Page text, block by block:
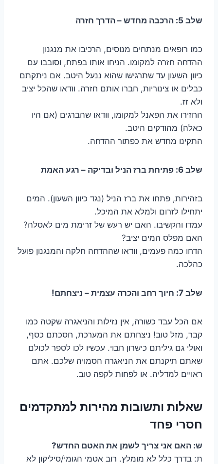
שלב 5: הרכבה מחדש – הדרך חזרה
כמו רופאים מנתחים מנוסים, הרכיבו את מנגנון
ההדחה חזרה למקומו. הניחו אותו בפתח, וסובבו עם
כיוון השעון עד שתרגישו שהוא ננעל היטב. אם ניתקתם
כבלים או צינוריות, חברו אותם חזרה. וודאו שהכל יציב
ולא זז.
החזירו את הפאנל למקומו, וודאו שהברגים (אם היו
כאלה) מהודקים היטב.
התקינו מחדש את כפתור ההדחה.
שלב 6: פתיחת ברז הניל ובדיקה – רגע האמת
בזהירות, פתחו את ברז הניל (נגד כיוון השעון). המים
יתחילו לזרום ולמלא את המיכל.
עמדו והקשיבו. האם יש רעש של זרימת מים לאסלה?
האם מפלס המים יציב?
הדחו כמה פעמים, וודאו שההדחה חלקה והמנגנון פועל
כהלכה.
שלב 7: חיוך רחב והכרה עצמית – ניצחתם!
אם הכל עבד כשורה, אין נזילות והניאגרה שקטה כמו
קבר, מזל טוב! ניצחתם את המערכת, חסכתם כסף,
ואולי גם גיליתם כישרון חבוי. עכשיו לכו לספר לכולם
שאתם תיקנתם את הניאגרה הסמויה שלכם. אתם
ראויים למדליה. או לפחות לקפה טוב.
שאלות ותשובות מהירות למתקדמים
חסרי פחד
ש: האם אני צריך לשמן את האטם החדש?
ת: בדרך כלל לא מומלץ. רוב אטמי הגומי/סיליקון לא